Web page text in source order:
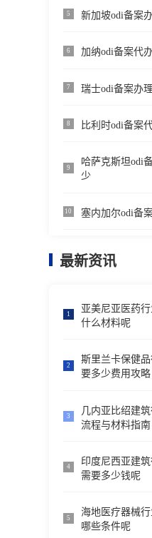
5 新加坡odi备案
6 加纳odi备案代
7 瑞士odi备案办
8 比利时odi备案
9
哈萨克斯坦odi
少
10 塞内加尔odi备
最新资讯
1
亚美尼亚医药
什么材料呢
2
斯里兰卡保健
要多少费用攻略
3
几内亚比绍建
流程与材料指南
4
印度尼西亚建
需要多少钱呢
5
海地医疗器械
哪些条件呢